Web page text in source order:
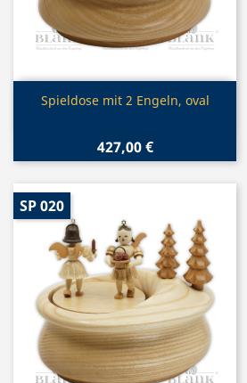
 Vorschau
Spieldose mit 2 Engeln, oval
427,00 €
SP 020